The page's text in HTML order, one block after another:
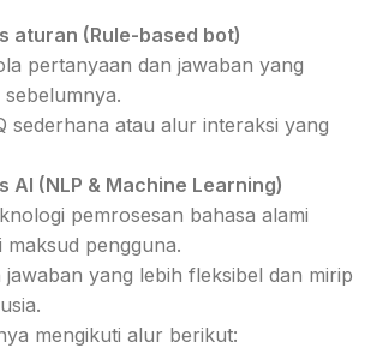
aturan (Rule-based bot)
pertanyaan dan jawaban yang
sederhana atau alur interaksi yang
AI (NLP & Machine Learning)
pemrosesan bahasa alami
pengguna.
jawaban yang lebih fleksibel dan mirip
mengikuti alur berikut: